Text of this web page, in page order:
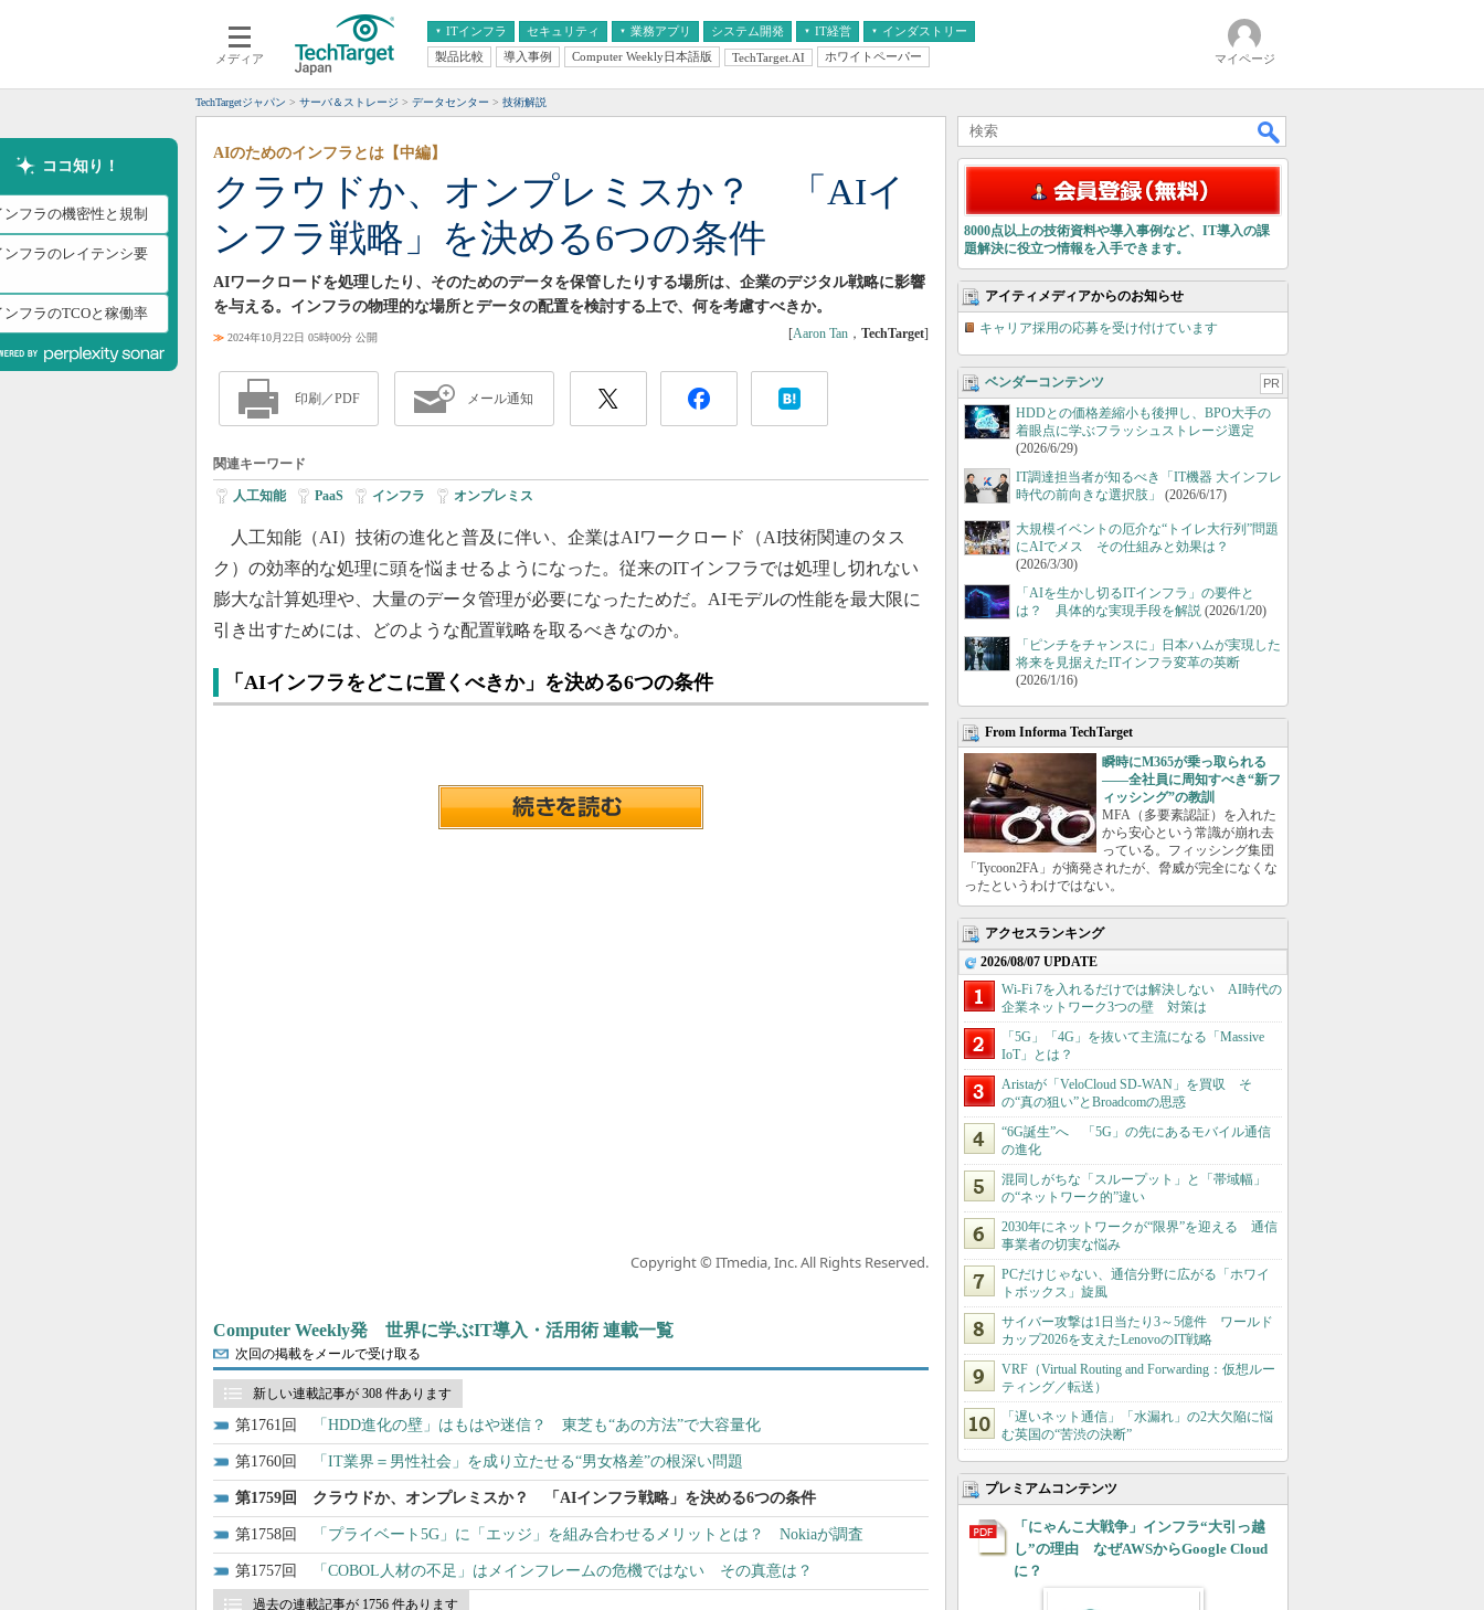
メディア
ITインフラ
クラウド
スマートモバイル
ネットワーク
システム運用管理
セキュリティ 業務アプリ
エンタープライズAI
ERP
CX
情報系システム
システム開発 IT経営
経営とIT
インダストリー
医療IT
製品比較 導入事例 Computer Weekly日本語版 TechTarget.AI ホワイトペーパー マイページ
TechTargetジャパン サーバ＆ストレージ データセンター 技術解説
ココ知り！
ンフラの機密性と規制
ンフラのレイテンシ要
ンフラのTCOと稼働率
クラウドか、オンプレミスか？ 「AIイ
ンフラ戦略」を決める6つの条件
AIのためのインフラとは【中編】
AIワークロードを処理したり、そのためのデータを保管したりする場所は、企業のデジタル戦略に影響
を与える。インフラの物理的な場所とデータの配置を検討する上で、何を考慮すべきか。
≫ 2024年10月22日 05時00分 公開 [Aaron Tan ， TechTarget]
印刷／PDF メール通知
関連キーワード
人工知能| PaaS インフラ オンプレミス
人工知能（AI）技術の進化と普及に伴い、企業はAIワークロード（AI技術関連のタス
ク）の効率的な処理に頭を悩ませるようになった。従来のITインフラでは処理し切れない
膨大な計算処理や、大量のデータ管理が必要になったためだ。AIモデルの性能を最大限に
引き出すためには、どのような配置戦略を取るべきなのか。
「AIインフラをどこに置くべきか」を決める6つの条件
Copyright © ITmedia, Inc. All Rights Reserved.
Computer Weekly発 世界に学ぶIT導入・活用術 連載一覧
次回の掲載をメールで受け取る
新しい連載記事が 308 件あります
1761 「HDD進化の壁」はもはや迷信？ 東芝も“あの方法”で大容量化
1760 「IT業界＝男性社会」を成り立たせる“男女格差”の根深い問題
1759 クラウドか、オンプレミスか？ 「AIインフラ戦略」を決める6つの条件
1758 「プライベート5G」に「エッジ」を組み合わせるメリットとは？ Nokiaが調査
1757 「COBOL人材の不足」はメインフレームの危機ではない その真意は？
過去の連載記事が 1756 件あります
8000点以上の技術資料や導入事例など、IT導入の課
題解決に役立つ情報を入手できます。
アイティメディアからのお知らせ
キャリア採用の応募を受け付けています
ベンダーコンテンツ PR
HDDとの価格差縮小も後押し、BPO大手の
着眼点に学ぶフラッシュストレージ選定
(2026/6/29)
IT調達担当者が知るべき「IT機器 大インフレ
時代の前向きな選択肢」
(2026/6/17)
大規模イベントの厄介な“トイレ大行列”問題
にAIでメス その仕組みと効果は？
(2026/3/30)
「AIを生かし切るITインフラ」の要件と
は？ 具体的な実現手段を解説 (2026/1/20)
「ピンチをチャンスに」日本ハムが実現した
将来を見据えたITインフラ変革の英断
(2026/1/16)
From Informa TechTarget
瞬時にM365が乗っ取られる
――全社員に周知すべき“新フ
ィッシング”の教訓
MFA（多要素認証）を入れた
から安心という常識が崩れ去
っている。フィッシング集団
「Tycoon2FA」が摘発されたが、脅威が完全になくな
ったというわけではない。
アクセスランキング
2026/08/07 UPDATE
Wi-Fi 7を入れるだけでは解決しない AI時代の
企業ネットワーク3つの壁 対策は
「5G」「4G」を抜いて主流になる「Massive
IoT」とは？
Aristaが「VeloCloud SD-WAN」を買収 そ
の“真の狙い”とBroadcomの思惑
“6G誕生”へ 「5G」の先にあるモバイル通信
の進化
混同しがちな「スループット」と「帯域幅」
の“ネットワーク的”違い
2030年にネットワークが“限界”を迎える 通信
事業者の切実な悩み
PCだけじゃない、通信分野に広がる「ホワイ
トボックス」旋風
サイバー攻撃は1日当たり3～5億件 ワールド
カップ2026を支えたLenovoのIT戦略
VRF（Virtual Routing and Forwarding：仮想ルー
ティング／転送）
「遅いネット通信」「水漏れ」の2大欠陥に悩
む英国の“苦渋の決断”
プレミアムコンテンツ
「にゃんこ大戦争」インフラ“大引っ越
し”の理由 なぜAWSからGoogle Cloud
に？